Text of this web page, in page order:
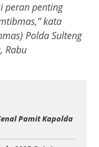
peran penting
kata
Polda Sulteng
Rabu
Pamit Kapolda